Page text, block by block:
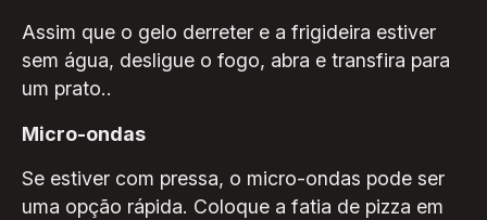
Assim que o gelo derreter e a frigideira estiver
sem água, desligue o fogo, abra e transfira para
um prato..
Micro-ondas
Se estiver com pressa, o micro-ondas pode ser
uma opção rápida. Coloque a fatia de pizza em